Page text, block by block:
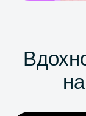
на